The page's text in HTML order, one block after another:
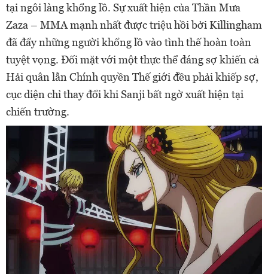
tại ngôi làng khổng lồ. Sự xuất hiện của Thần Mưa
Zaza – MMA mạnh nhất được triệu hồi bởi Killingham
đã đẩy những người khổng lồ vào tình thế hoàn toàn
tuyệt vọng. Đối mặt với một thực thể đáng sợ khiến cả
Hải quân lẫn Chính quyền Thế giới đều phải khiếp sợ,
cục diện chỉ thay đổi khi Sanji bất ngờ xuất hiện tại
chiến trường.